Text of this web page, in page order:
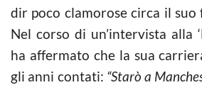
dir poco clamorose circa il
Nel corso di un’intervista alla
ha affermato che la sua
gli anni contati: “Starò a